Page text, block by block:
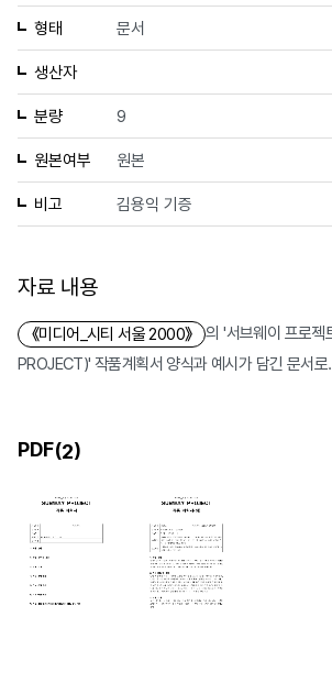
형태 문서
생산자
분량 9
원본여부 원본
비고 김용익 기증
자료 내용
《미디어_시티 서울 2000》
의 '서브웨이 프로젝
PROJECT)' 작품계획서 양식과 예시가 담긴 문서로
PDF(2)